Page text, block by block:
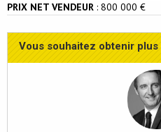
PRIX NET VENDEUR : 800 000 €
Vous souhaitez obtenir